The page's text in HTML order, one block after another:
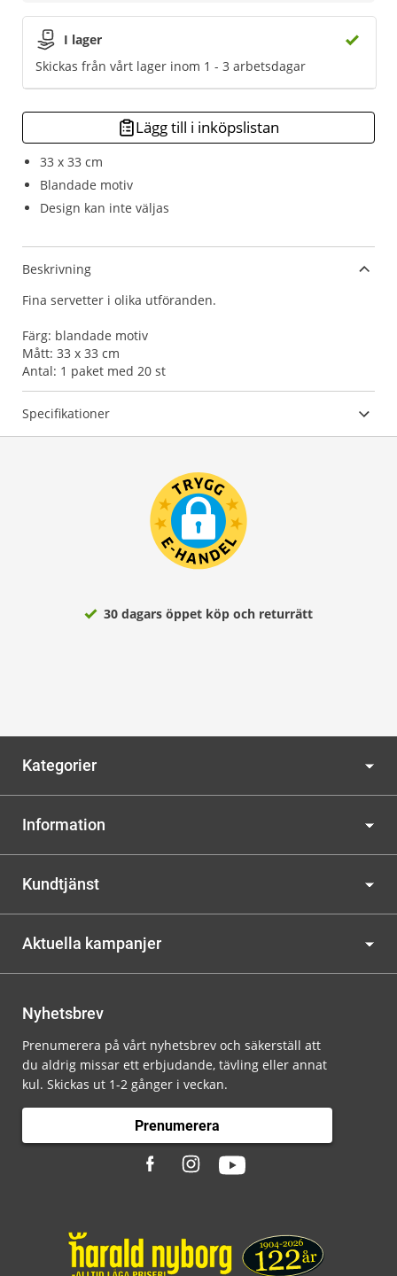
33 x 33 cm
Blandade motiv
Design kan inte väljas
I lager
Skickas från vårt lager inom 1 - 3 arbetsdagar
Lägg till i inköpslistan
Beskrivning
Fina servetter i olika utföranden.
Färg: blandade motiv
Mått: 33 x 33 cm
Antal: 1 paket med 20 st
Specifikationer
30 dagars öppet köp och returrätt
Kategorier
Information
Kundtjänst
Aktuella kampanjer
Nyhetsbrev
Prenumerera på vårt nyhetsbrev och säkerställ att
du aldrig missar ett erbjudande, tävling eller annat
kul. Skickas ut 1-2 gånger i veckan.
Prenumerera